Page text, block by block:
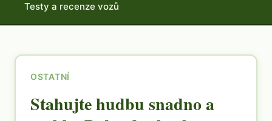
Testy a recenze vozů
OSTATNÍ
Stahujte hudbu snadno a